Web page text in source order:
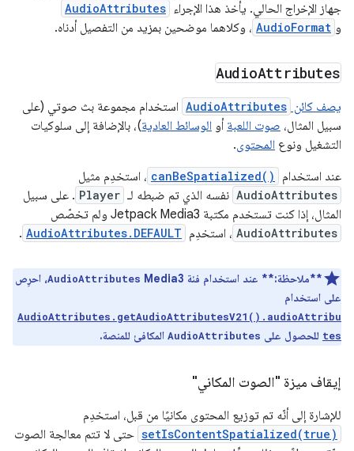
جهاز الإخراج الحالي. يأخذ هذا الإجراء AudioAttributes
و AudioFormat ، وكلاهما موضحين بمزيد من التفصيل أدناه.
AudioAttributes
يصف كائن AudioAttributes استخدام مجموعة بث صوتي (على
سبيل المثال، صوت اللعبة أو الوسائط العادية)، بالإضافة إلى سلوكيات
التشغيل ونوع المحتوى.
عند استخدام
canBeSpatialized() ، استخدِم مثيل
AudioAttributes نفسه الذي تم ضبطه لـ Player . على سبيل
المثال، إذا كنت تستخدم مكتبة Jetpack Media3 ولم تخصّص
AudioAttributes ، استخدِم AudioAttributes.DEFAULT
.
**ملاحظة:** عند استخدام فئة Media3 AudioAttributes، احرِص
على استخدام
AudioAttributes.getAudioAttributesV21().audioAttribu
tes للحصول على AudioAttributes المكافئ للمنصة.
إيقاف ميزة "الصوت المكاني"
للإشارة إلى أنّه تم توزيع المحتوى مكانيًا من قبل، استخدِم
setIsContentSpatialized(true) حتى لا تتم معالجة الصوت